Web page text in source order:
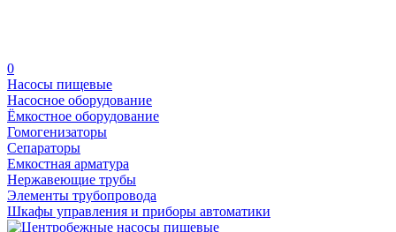
0
Насосы пищевые
Насосное оборудование
Ёмкостное оборудование
Гомогенизаторы
Сепараторы
Емкостная арматура
Нержавеющие трубы
Элементы трубопровода
Шкафы управления и приборы автоматики